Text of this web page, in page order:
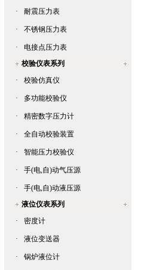
· 耐震压力表
· 不锈钢压力表
·
电接点压力表
校验仪表系列
·
校验仿真仪
· 多功能校验仪
· 精密数字压力计
· 全自动校验装置
· 智能压力校验仪
· 手(电,自)动气压源
·
手(电,自)动液压源
液位仪表系列
·
密度计
· 液位变送器
· 锅炉液位计